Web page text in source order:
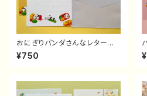
おにぎりパンダさんなレターセッ
ト
¥750